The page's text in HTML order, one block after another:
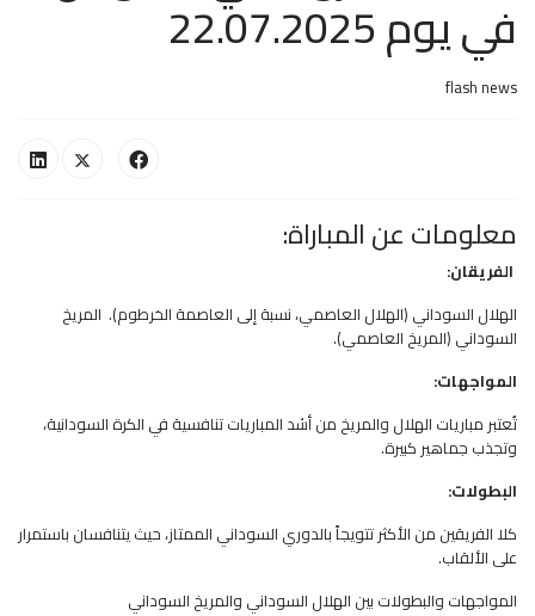
في يوم 22.07.2025
flash news
معلومات عن المباراة:
الفريقان:
الهلال السوداني (الهلال العاصمي، نسبة إلى العاصمة الخرطوم). المريخ
السوداني (المريخ العاصمي).
المواجهات:
تُعتبر مباريات الهلال والمريخ من أشد المباريات تنافسية في الكرة السودانية،
وتجذب جماهير كبيرة.
البطولات:
كلا الفريقين من الأكثر تتويجاً بالدوري السوداني الممتاز، حيث يتنافسان باستمرار
على الألقاب.
المواجهات والبطولات بين الهلال السوداني والمريخ السوداني